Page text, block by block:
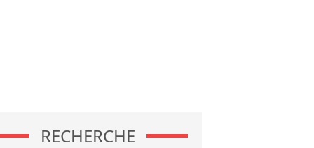
RECHERCHE